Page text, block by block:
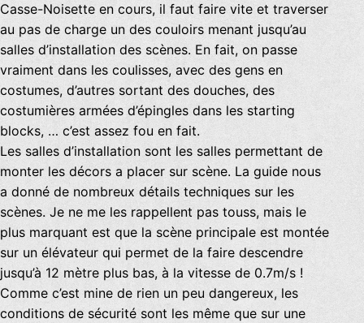
Casse-Noisette en cours, il faut faire vite et traverser
au pas de charge un des couloirs menant jusqu’au
salles d’installation des scènes. En fait, on passe
vraiment dans les coulisses, avec des gens en
costumes, d’autres sortant des douches, des
costumières armées d’épingles dans les starting
blocks, … c’est assez fou en fait.
Les salles d’installation sont les salles permettant de
monter les décors a placer sur scène. La guide nous
a donné de nombreux détails techniques sur les
scènes. Je ne me les rappellent pas touss, mais le
plus marquant est que la scène principale est montée
sur un élévateur qui permet de la faire descendre
jusqu’à 12 mètre plus bas, à la vitesse de 0.7m/s !
Comme c’est mine de rien un peu dangereux, les
conditions de sécurité sont les même que sur une